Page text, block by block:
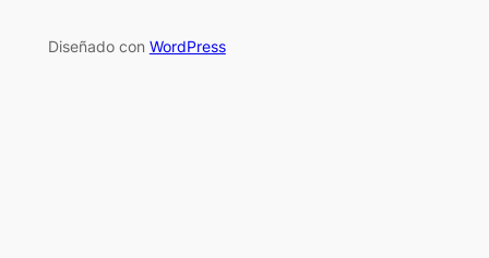
Diseñado con WordPress